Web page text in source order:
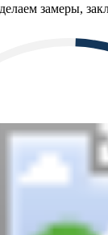
замеры,